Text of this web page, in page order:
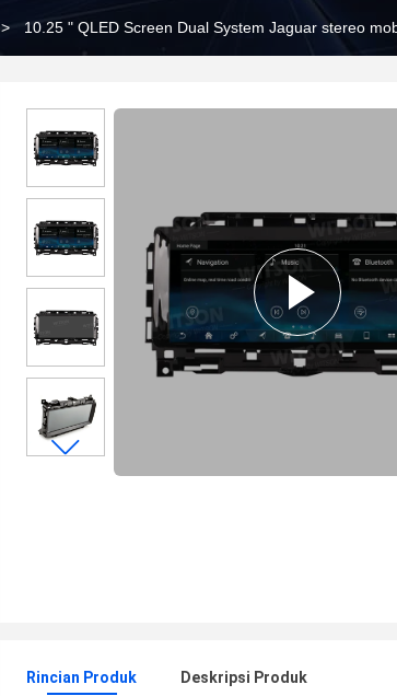
> 10.25 " QLED Screen Dual System Jaguar stereo
Rincian Produk Deskripsi Produk